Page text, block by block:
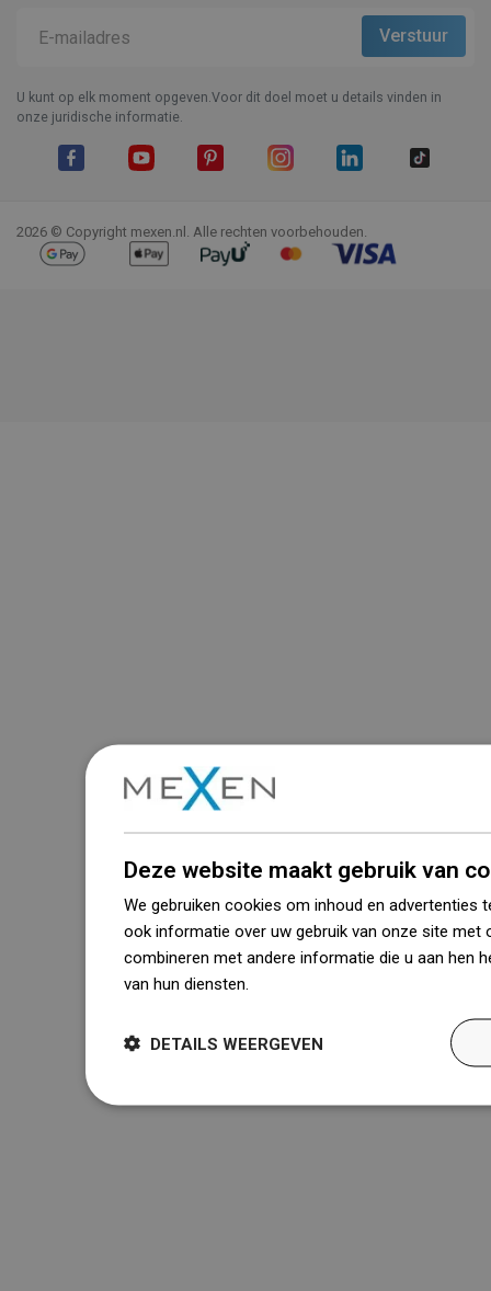
U kunt op elk moment opgeven.Voor dit doel moet u details vinden in
onze juridische informatie.
2026 © Copyright mexen.nl. Alle rechten voorbehouden.
Deze website maakt gebruik van
We gebruiken cookies om inhoud en advertenties
ook informatie over uw gebruik van onze site met
combineren met andere informatie die u aan hen
van hun diensten.
DETAILS WEERGEVEN